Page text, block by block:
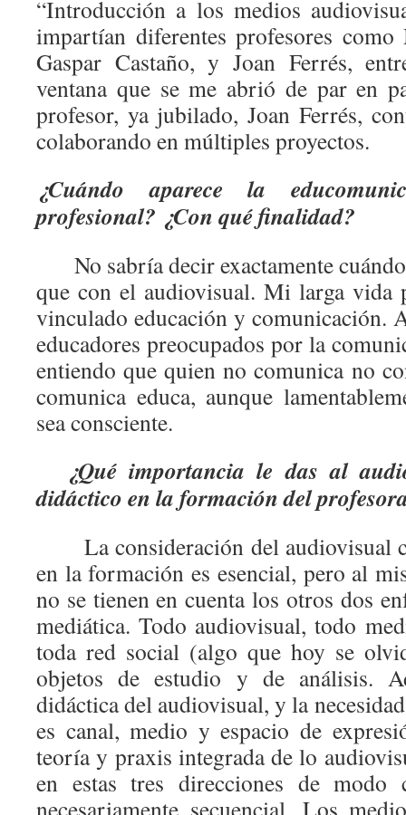
“Introducción a los medios
impartían diferentes profesores
Gaspar Castaño, y Joan Ferrés,
ventana que se me abrió de par en
profesor, ya jubilado, Joan Ferrés,
colaborando en múltiples proyectos.
¿Cuándo aparece la
profesional? ¿Con qué finalidad?
No sabría decir exactamente
que con el audiovisual. Mi larga vida
vinculado educación y comunicación.
educadores preocupados por la
entiendo que quien no comunica no
comunica educa, aunque
sea consciente.
¿Qué importancia le das al
didáctico en la formación del
La consideración del audiovisual
en la formación es esencial, pero al
no se tienen en cuenta los otros dos
mediática. Todo audiovisual, todo
toda red social (algo que hoy se
objetos de estudio y de análisis.
didáctica del audiovisual, y la
es canal, medio y espacio de
teoría y praxis integrada de lo
en estas tres direcciones de modo
necesariamente secuencial. Los